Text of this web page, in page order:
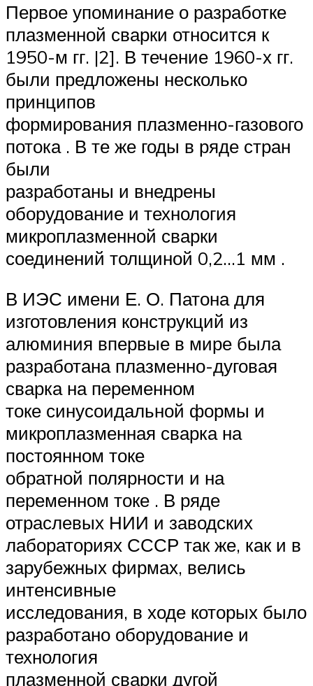
Первое упоминание о разработке
плазменной сварки относится к
1950-м гг. |2]. В течение 1960-х гг.
были предложены несколько
принципов
формирования плазменно-газового
потока . В те же годы в ряде стран
были
разработаны и внедрены
оборудование и технология
микроплазменной сварки
соединений толщиной 0,2…1 мм .
В ИЭС имени Е. О. Патона для
изготовления конструкций из
алюминия впервые в мире была
разработана плазменно-дуговая
сварка на переменном
токе синусоидальной формы и
микроплазменная сварка на
постоянном токе
обратной полярности и на
переменном токе . В ряде
отраслевых НИИ и заводских
лабораториях СССР так же, как и в
зарубежных фирмах, велись
интенсивные
исследования, в ходе которых было
разработано оборудование и
технология
плазменной сварки дугой